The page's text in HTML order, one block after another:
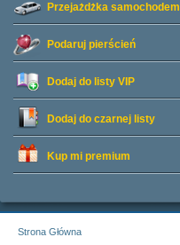
Przejażdżka samochodem
Podaruj pierścień
Dodaj do listy VIP
Dodaj do czarnej listy
Kup mi premium
Strona Główna